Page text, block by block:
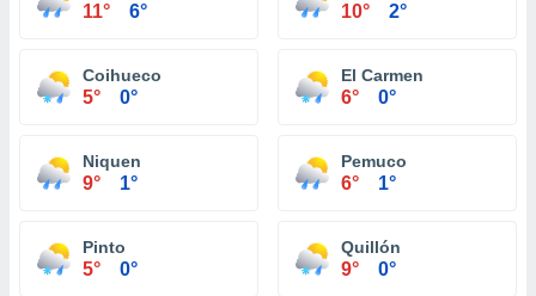
11° 6° 10° 2°
Coihueco
5° 0°
El Carmen
6° 0°
Niquen
9° 1°
Pemuco
6° 1°
Pinto
5° 0°
Quillón
9° 0°